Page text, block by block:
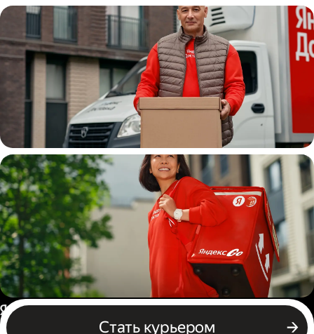
Автокурьер
Водитель
грузовой машины
Пеший курьер
Стать курьером
Россия